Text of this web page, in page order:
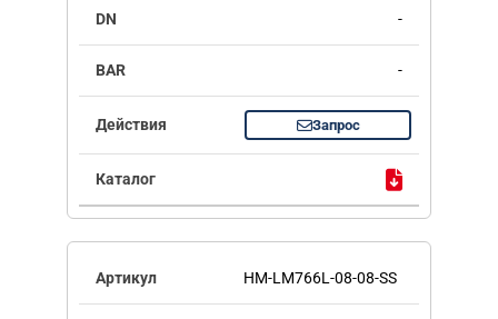
-
-
Запрос
HM-LM766L-08-08-SS